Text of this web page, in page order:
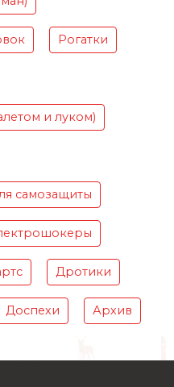
Рогатки
и луком)
самозащиты
Дротики
Доспехи Архив